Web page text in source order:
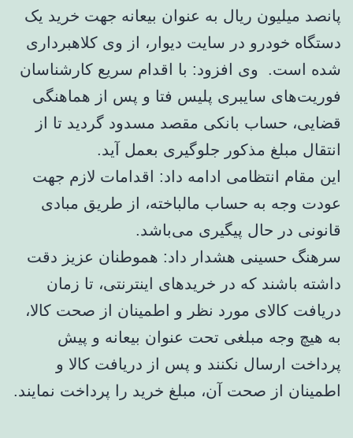
پانصد میلیون ریال به عنوان بیعانه جهت خرید یک
دستگاه خودرو در سایت دیوار، از وی کلاهبرداری
شده است. وی افزود: با اقدام سریع کارشناسان
فوریت‌های سایبری پلیس فتا و پس از هماهنگی
قضایی، حساب بانکی مقصد مسدود گردید تا از
انتقال مبلغ مذکور جلوگیری بعمل آید.
این مقام انتظامی ادامه داد: اقدامات لازم جهت
عودت وجه به حساب مالباخته، از طریق مبادی
قانونی در حال پیگیری می‌باشد.
سرهنگ حسینی هشدار داد: هموطنان عزیز دقت
داشته باشند که در خریدهای اینترنتی، تا زمان
دریافت کالای مورد نظر و اطمینان از صحت کالا،
به هیچ وجه مبلغی تحت عنوان بیعانه و پیش
پرداخت ارسال نکنند و پس از دریافت کالا و
اطمینان از صحت آن، مبلغ خرید را پرداخت نمایند.